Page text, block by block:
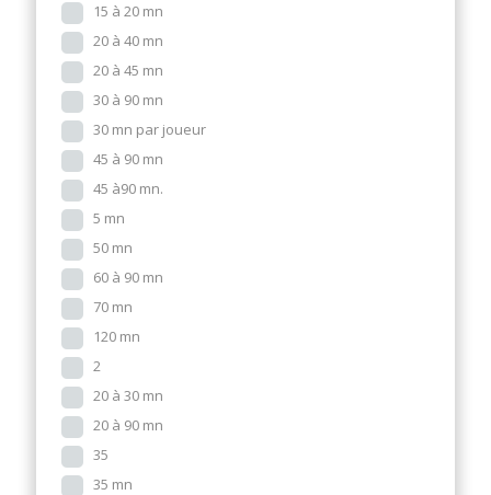
15 à 20 mn
20 à 40 mn
20 à 45 mn
30 à 90 mn
30 mn par joueur
45 à 90 mn
45 à90 mn.
5 mn
50 mn
60 à 90 mn
70 mn
120 mn
2
20 à 30 mn
20 à 90 mn
35
35 mn